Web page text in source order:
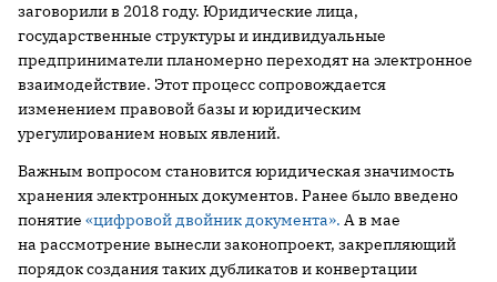
заговорили в 2018 году. Юридические лица,
государственные структуры и индивидуальные
предприниматели планомерно переходят на электронное
взаимодействие. Этот процесс сопровождается
изменением правовой базы и юридическим
урегулированием новых явлений.
Важным вопросом становится юридическая значимость
хранения электронных документов. Ранее было введено
понятие «цифровой двойник документа». А в мае
на рассмотрение вынесли законопроект, закрепляющий
порядок создания таких дубликатов и конвертации